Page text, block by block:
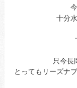
十分
只今長
とってもリーズナ